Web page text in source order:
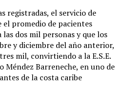
registradas, el servicio de
el promedio de pacientes
dos mil personas y que los
y diciembre del año anterior,
mil, convirtiendo a la E.S.E.
Barreneche, en uno de
de la costa caribe